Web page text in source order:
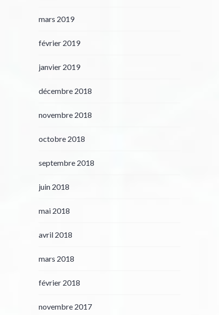
mars 2019
février 2019
janvier 2019
décembre 2018
novembre 2018
octobre 2018
septembre 2018
juin 2018
mai 2018
avril 2018
mars 2018
février 2018
novembre 2017